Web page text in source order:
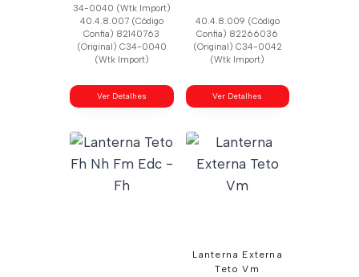
34-0040 (Wtk Import)
40.4.8.007 (Código
Confia) 82140763
(Original) C34-0040
(Wtk Import)
Ver Detalhes
40.4.8.009 (Código
Confia) 82266036
(Original) C34-0042
(Wtk Import)
Ver Detalhes
Lanterna Externa
Teto Vm